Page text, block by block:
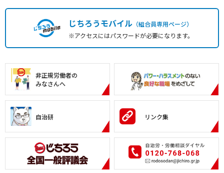
じちろうモバイル（組合員専用ページ）
※アクセスにはパスワードが必要になります。
非正規労働者の
みなさんへ
自治研 リンク集